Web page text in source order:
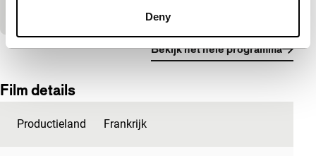
Deny
Bekijk het hele programma
Film details
Productieland Frankrijk